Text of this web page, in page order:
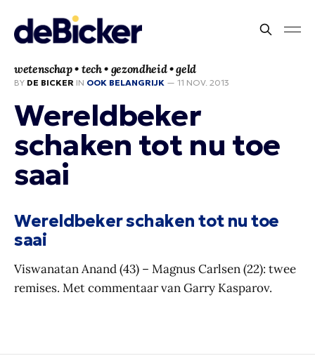
wetenschap • tech • gezondheid • geld
BY DE BICKER IN OOK BELANGRIJK — 11 NOV. 2013
Wereldbeker
schaken tot nu toe
saai
Wereldbeker schaken tot nu toe
saai
Viswanatan Anand (43) – Magnus Carlsen (22): twee
remises. Met commentaar van Garry Kasparov.